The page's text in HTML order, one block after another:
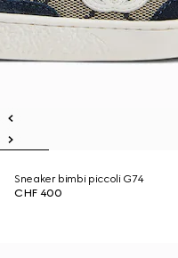
Sneaker bimbi piccoli G74
CHF 400